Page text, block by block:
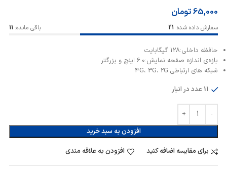
65,000تومان
سفارش داده شده: 21 باقی مانده: 11
حافظه داخلی:128 گیگابایت
بازه‌ی اندازه صفحه نمایش:6.0 اینچ و بزرگتر
شبکه های ارتباطی:4G، 3G، 2G
11 عدد در انبار
افزودن به سبد خرید
برای مقایسه اضافه کنید
افزودن به علاقه مندی